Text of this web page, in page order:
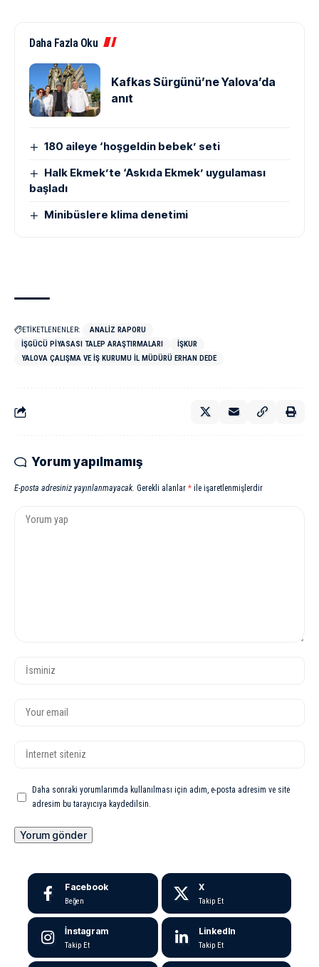
Daha Fazla Oku
Kafkas Sürgünü’ne Yalova’da
anıt
180 aileye ‘hoşgeldin bebek’ seti
Halk Ekmek’te ‘Askıda Ekmek’ uygulaması
başladı
Minibüslere klima denetimi
ETİKETLENENLER:
ANALIZ RAPORU
İŞGÜCÜ PIYASASI TALEP ARAŞTIRMALARI
İŞKUR
YALOVA ÇALIŞMA VE İŞ KURUMU İL MÜDÜRÜ ERHAN DEDE
Yorum yapılmamış
E-posta adresiniz yayınlanmayacak. Gerekli alanlar * ile işaretlenmişlerdir
Daha sonraki yorumlarımda kullanılması için adım, e-posta adresim ve site
adresim bu tarayıcıya kaydedilsin.
Facebook
Beğen
X
Takip Et
İnstagram
Takip Et
LinkedIn
Takip Et